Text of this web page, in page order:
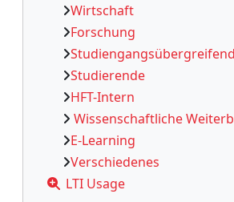
Wirtschaft
Forschung
Studierende
HFT-Intern
Wissenschaftliche
E-Learning
Verschiedenes
LTI Usage